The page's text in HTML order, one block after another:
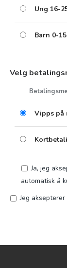
Ung 16-
Barn 0-15
Velg
Vipps på
Ja, jeg
automatisk å
Jeg